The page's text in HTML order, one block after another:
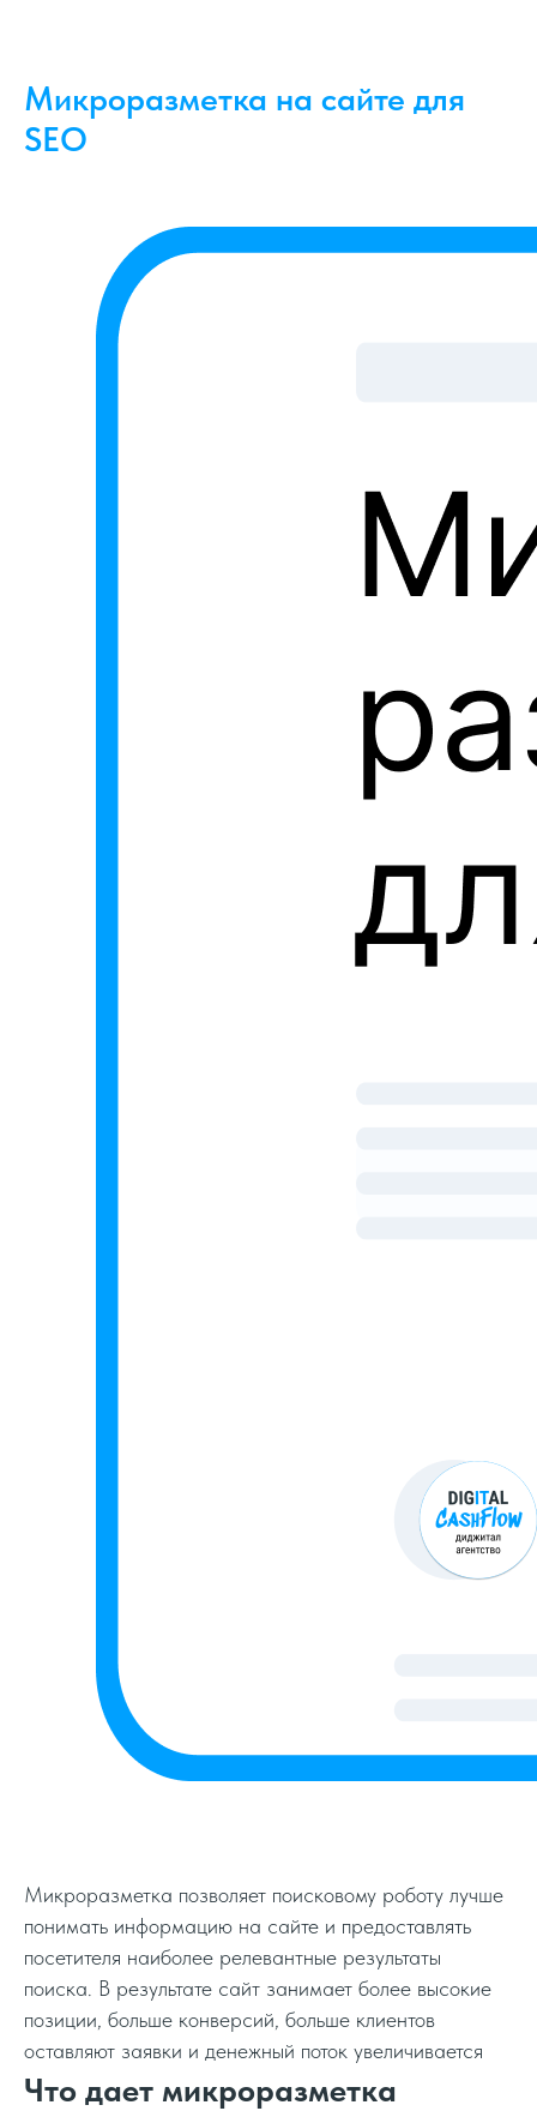
Микроразметка на сайте для
SEO
Микроразметка позволяет поисковому роботу лучше
понимать информацию на сайте и предоставлять
посетителя наиболее релевантные результаты
поиска. В результате сайт занимает более высокие
позиции, больше конверсий, больше клиентов
оставляют заявки и денежный поток увеличивается
Что дает микроразметка